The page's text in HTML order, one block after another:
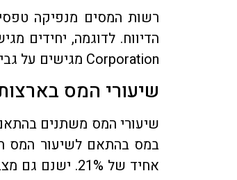
רשות המסים מנפיקה
Corporation מגישים על גבי טופס 1020, ושיתופיות מגישות את טופס 1065.
שיעורי המס
שיעורי המס משתנים
במס בהתאם לשיעור המס
אחיד של 21%.